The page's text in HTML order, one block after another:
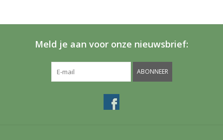
Meld je aan voor onze nieuwsbrief:
ABONNEER